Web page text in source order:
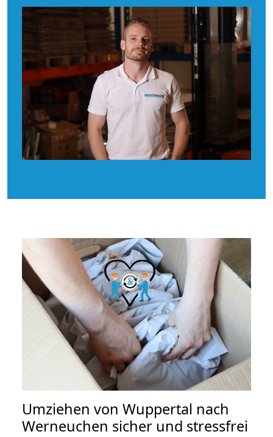
Umziehen von Wuppertal nach
Werneuchen sicher und stressfrei